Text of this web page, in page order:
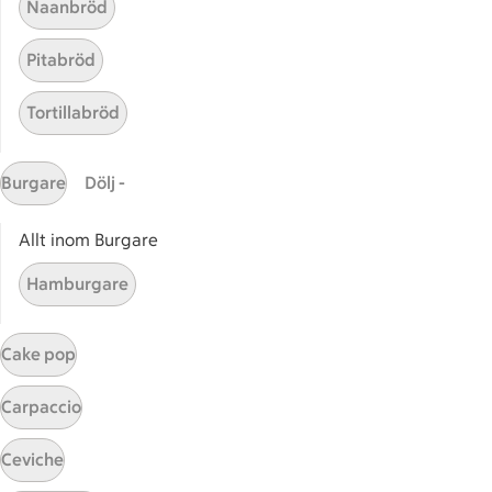
Zucchiniplättar
Betyg 3.2 av 5.
11 personer har röstat
Receptet tar Under 30 min att tillaga
Under 30 min
Sidfot
Start
Naanbröd
Pitabröd
Tortillabröd
Burgare Dölj -
Allt inom Burgare
Hamburgare
Cake pop
Carpaccio
Ceviche